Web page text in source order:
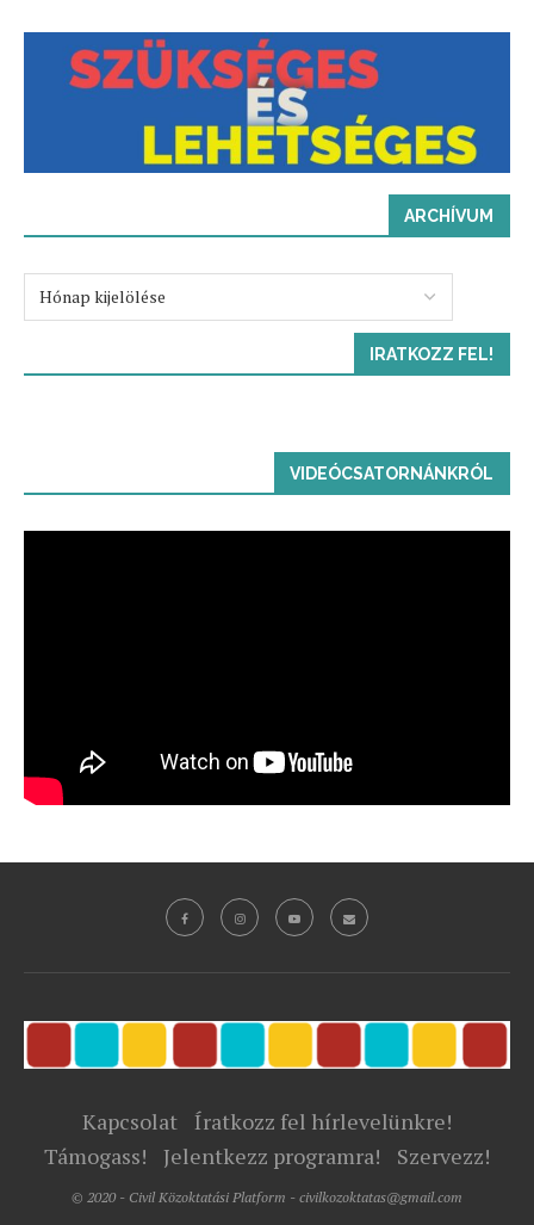
ARCHÍVUM
IRATKOZZ FEL!
VIDEÓCSATORNÁNKRÓL
Kapcsolat Íratkozz fel hírlevelünkre!
Támogass!
Jelentkezz programra! Szervezz!
© 2020 - Civil Közoktatási Platform - civilkozoktatas@gmail.com